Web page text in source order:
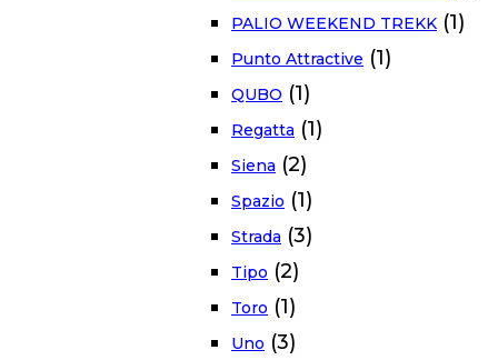
PALIO WEEKEND TREKK (1)
Punto Attractive (1)
QUBO (1)
Regatta (1)
Siena (2)
Spazio (1)
Strada (3)
Tipo (2)
Toro (1)
Uno (3)